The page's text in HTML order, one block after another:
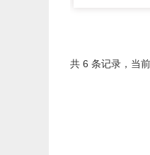
共 6 条记录，当